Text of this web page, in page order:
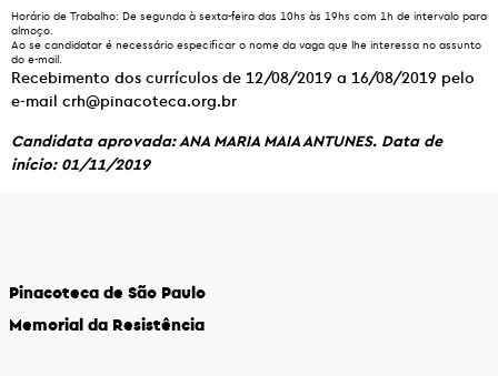
Horário de Trabalho: De segunda à sexta-feira das 10hs às 19hs com 1h de intervalo para
almoço.
Ao se candidatar é necessário especificar o nome da vaga que lhe interessa no assunto
do e-mail.
Recebimento dos currículos de 12/08/2019 a 16/08/2019 pelo
e-mail crh@pinacoteca.org.br
Candidata aprovada: ANA MARIA MAIA ANTUNES. Data de
início: 01/11/2019
Pinacoteca de São Paulo
Memorial da Resistência